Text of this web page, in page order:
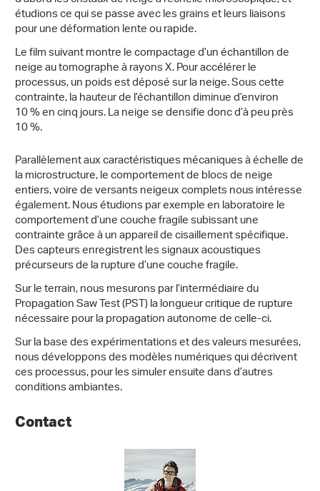
étudions ce qui se passe avec les grains et leurs liaisons
pour une déformation lente ou rapide.
Le film suivant montre le compactage d’un échantillon de
neige au tomographe à rayons X. Pour accélérer le
processus, un poids est déposé sur la neige. Sous cette
contrainte, la hauteur de l’échantillon diminue d’environ
10 % en cinq jours. La neige se densifie donc d’à peu près
10 %.
Parallèlement aux caractéristiques mécaniques à échelle de
la microstructure, le comportement de blocs de neige
entiers, voire de versants neigeux complets nous intéresse
également. Nous étudions par exemple en laboratoire le
comportement d’une couche fragile subissant une
contrainte grâce à un appareil de cisaillement spécifique.
Des capteurs enregistrent les signaux acoustiques
précurseurs de la rupture d’une couche fragile.
Sur le terrain, nous mesurons par l’intermédiaire du
Propagation Saw Test (PST) la longueur critique de rupture
nécessaire pour la propagation autonome de celle-ci.
Sur la base des expérimentations et des valeurs mesurées,
nous développons des modèles numériques qui décrivent
ces processus, pour les simuler ensuite dans d’autres
conditions ambiantes.
Contact